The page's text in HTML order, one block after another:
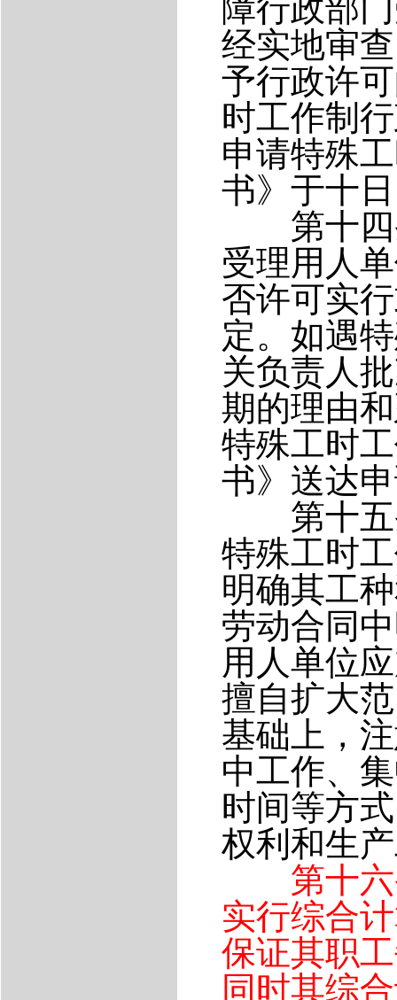
障行政部
经实地审
予行政许
时工作制
申请特殊
书》于十
第十四
受理用人
否许可实
定。如遇
关负责人
期的理由
特殊工时
书》送达
第十五
特殊工时
明确其工
劳动合同
用人单位
擅自扩大
基础上，
中工作、
时间等方
权利和生
第十
实行综合
保证其职
同时其综